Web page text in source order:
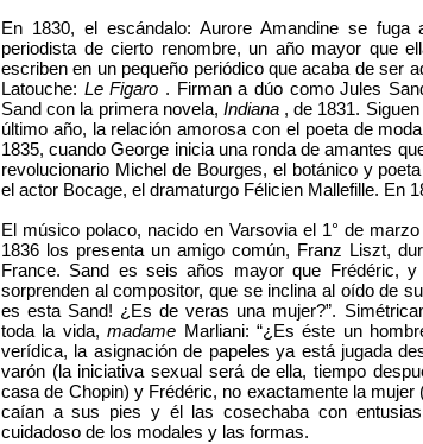
En 1830, el escándalo: Aurore Amandine se
periodista de cierto renombre, un año mayor que
escriben en un pequeño periódico que acaba de ser
Latouche: Le Figaro . Firman a dúo como Jules
Sand con la primera novela, Indiana , de 1831. Siguen
último año, la relación amorosa con el poeta de
1835, cuando George inicia una ronda de amantes
revolucionario Michel de Bourges, el botánico y
el actor Bocage, el dramaturgo Félicien Mallefille. En
El músico polaco, nacido en Varsovia el 1° de
1836 los presenta un amigo común, Franz Liszt,
France. Sand es seis años mayor que Frédéric,
sorprenden al compositor, que se inclina al oído de
es esta Sand! ¿Es de veras una mujer?”.
toda la vida,madame Marliani: “¿Es éste un
verídica, la asignación de papeles ya está jugada
varón (la iniciativa sexual será de ella, tiempo
casa de Chopin) y Frédéric, no exactamente la
caían a sus pies y él las cosechaba con
cuidadoso de los modales y las formas.